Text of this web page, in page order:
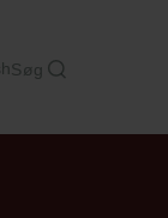
Søg